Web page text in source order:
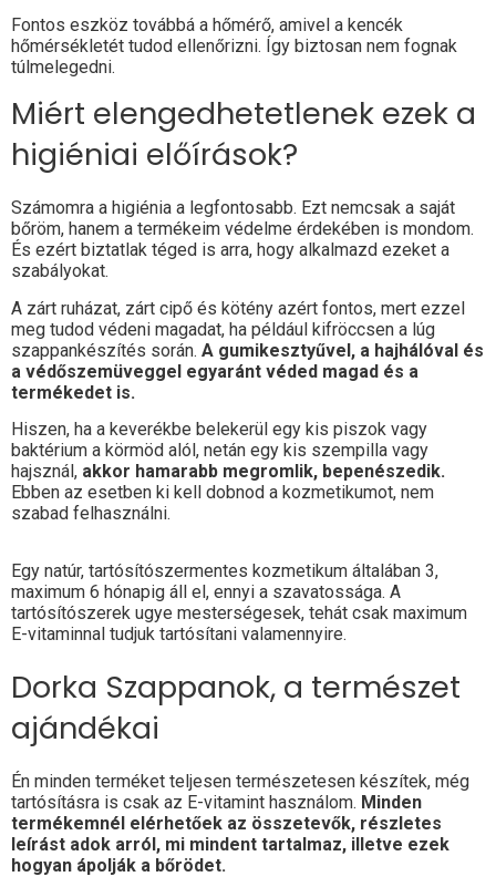
Fontos eszköz továbbá a hőmérő, amivel a kencék
hőmérsékletét tudod ellenőrizni. Így biztosan nem fognak
túlmelegedni.
Miért elengedhetetlenek ezek a
higiéniai előírások?
Számomra a higiénia a legfontosabb. Ezt nemcsak a saját
bőröm, hanem a termékeim védelme érdekében is mondom.
És ezért biztatlak téged is arra, hogy alkalmazd ezeket a
szabályokat.
A zárt ruházat, zárt cipő és kötény azért fontos, mert ezzel
meg tudod védeni magadat, ha például kifröccsen a lúg
szappankészítés során. A gumikesztyűvel, a hajhálóval és
a védőszemüveggel egyaránt véded magad és a
termékedet is.
Hiszen, ha a keverékbe belekerül egy kis piszok vagy
baktérium a körmöd alól, netán egy kis szempilla vagy
hajsznál, akkor hamarabb megromlik, bepenészedik.
Ebben az esetben ki kell dobnod a kozmetikumot, nem
szabad felhasználni.
Egy natúr, tartósítószermentes kozmetikum általában 3,
maximum 6 hónapig áll el, ennyi a szavatossága. A
tartósítószerek ugye mesterségesek, tehát csak maximum
E-vitaminnal tudjuk tartósítani valamennyire.
Dorka Szappanok, a természet
ajándékai
Én minden terméket teljesen természetesen készítek, még
tartósításra is csak az E-vitamint használom. Minden
termékemnél elérhetőek az összetevők, részletes
leírást adok arról, mi mindent tartalmaz, illetve ezek
hogyan ápolják a bőrödet.